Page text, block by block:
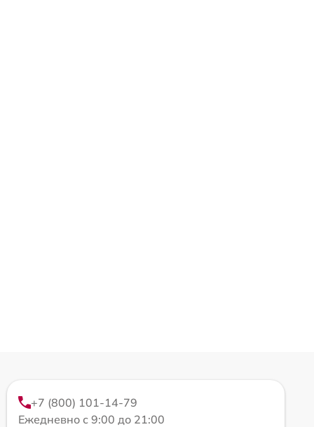
+7 (800) 101-14-79
Ежедневно с 9:00 до 21:00